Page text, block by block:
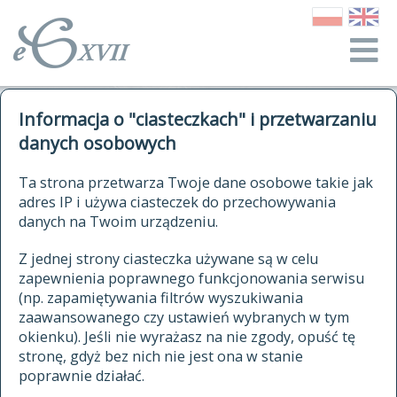
Informacja o "ciasteczkach" i przetwarzaniu
danych osobowych
Ta strona przetwarza Twoje dane osobowe takie jak
adres IP i używa ciasteczek do przechowywania
danych na Twoim urządzeniu.
Z jednej strony ciasteczka używane są w celu
zapewnienia poprawnego funkcjonowania serwisu
(np. zapamiętywania filtrów wyszukiwania
zaawansowanego czy ustawień wybranych w tym
okienku). Jeśli nie wyrażasz na nie zgody, opuść tę
stronę, gdyż bez nich nie jest ona w stanie
poprawnie działać.
autorzy Słownika
historia
publikacje
źródła
autorzy tekstów źródłowych
zasady opracowania
statystyki
najnowsze hasła
ostatnio zmodyfikowane hasła
kwerendy
jak cytować Słownik
ELEKTRONICZNY SŁOWNIK
JĘZYKA POLSKIEGO
XVII I XVIII WIEKU
znajdź hasła
zaczynające się od